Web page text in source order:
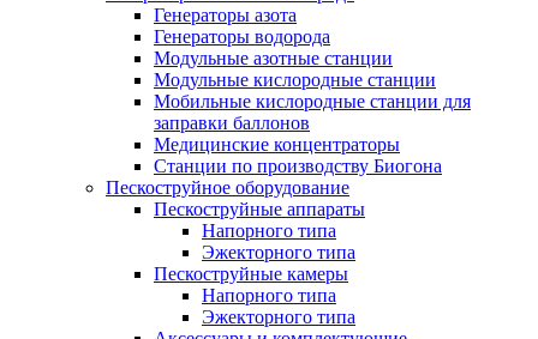
Генераторы азота
Генераторы водорода
Модульные азотные станции
Модульные кислородные станции
Мобильные кислородные станции для
заправки баллонов
Медицинские концентраторы
Станции по производству Биогона
Пескоструйное оборудование
Пескоструйные аппараты
Напорного типа
Эжекторного типа
Пескоструйные камеры
Напорного типа
Эжекторного типа